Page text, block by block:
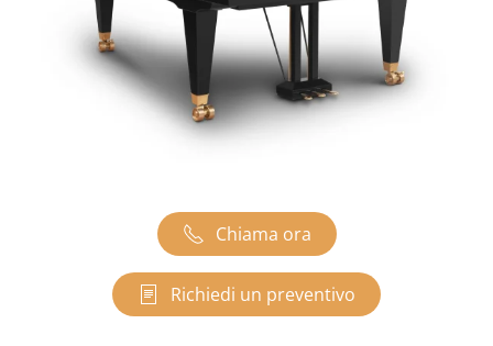
Chiama ora
Richiedi un preventivo